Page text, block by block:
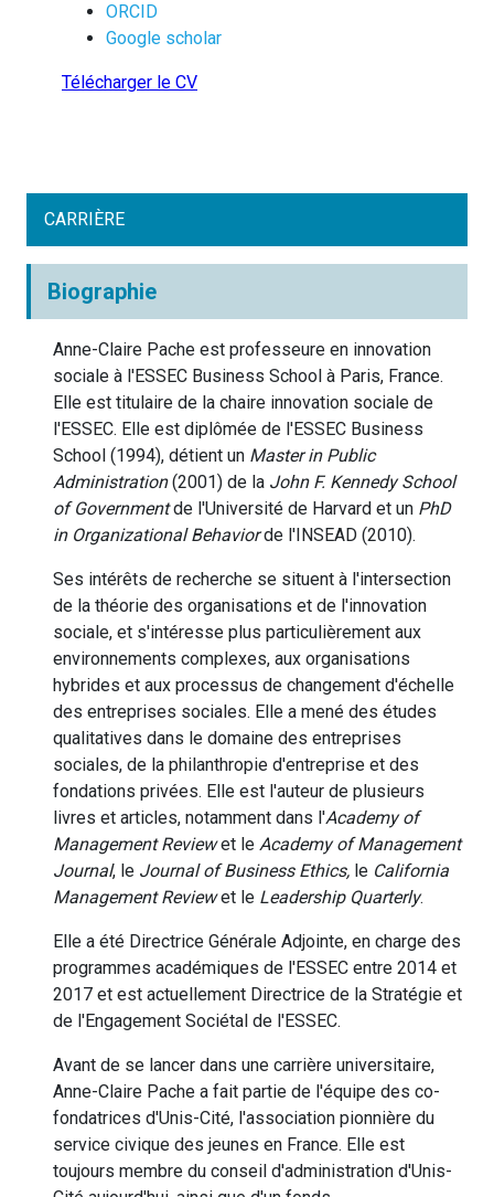
ORCID
Google scholar
Télécharger le CV
CARRIÈRE
Biographie
Anne-Claire Pache est professeure en innovation
sociale à l'ESSEC Business School à Paris, France.
Elle est titulaire de la chaire innovation sociale de
l'ESSEC. Elle est diplômée de l'ESSEC Business
School (1994), détient un Master in Public
Administration(2001) de la John F. Kennedy School
of Governmentde l'Université de Harvard et un PhD
in Organizational Behaviorde l'INSEAD (2010).
Ses intérêts de recherche se situent à l'intersection
de la théorie des organisations et de l'innovation
sociale, et s'intéresse plus particulièrement aux
environnements complexes, aux organisations
hybrides et aux processus de changement d'échelle
des entreprises sociales. Elle a mené des études
qualitatives dans le domaine des entreprises
sociales, de la philanthropie d'entreprise et des
fondations privées. Elle est l'auteur de plusieurs
livres et articles, notamment dans l'Academy of
Management Reviewet le Academy of Management
Journal, le Journal of Business Ethics, le California
Management Reviewet le Leadership Quarterly.
Elle a été Directrice Générale Adjointe, en charge des
programmes académiques de l'ESSEC entre 2014 et
2017 et est actuellement Directrice de la Stratégie et
de l'Engagement Sociétal de l'ESSEC.
Avant de se lancer dans une carrière universitaire,
Anne-Claire Pache a fait partie de l'équipe des co-
fondatrices d'Unis-Cité, l'association pionnière du
service civique des jeunes en France. Elle est
toujours membre du conseil d'administration d'Unis-